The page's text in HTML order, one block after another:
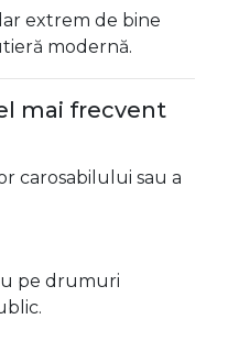
extrem de bine
modernă.
mai frecvent
carosabilului sau a
pe drumuri